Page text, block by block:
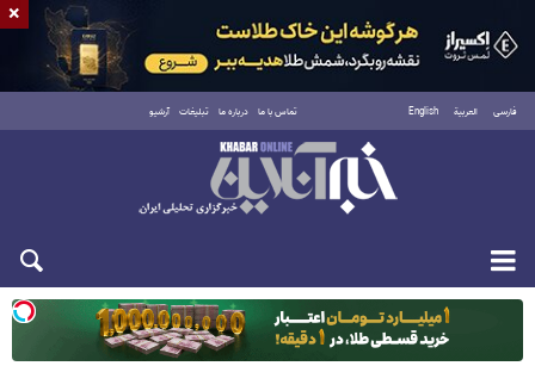
فارسی العربية English تماس با ما درباره ما تبلیغات آرشیو
یکشنبه ۱۸ مرداد ۱۴۰۵
×